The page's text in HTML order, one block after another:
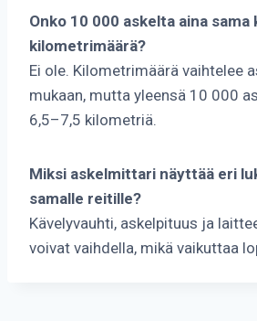
Onko 10 000 askelta aina
kilometrimäärä?
Ei ole. Kilometrimäärä vaihtelee
mukaan, mutta yleensä 10 000
6,5–7,5 kilometriä.
Miksi askelmittari näyttää eri
samalle reitille?
Kävelyvauhti, askelpituus ja
voivat vaihdella, mikä vaikuttaa